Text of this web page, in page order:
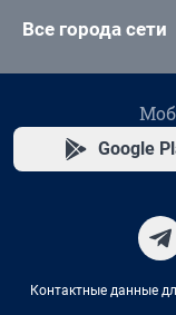
Все города сети
Google
Контактные данные